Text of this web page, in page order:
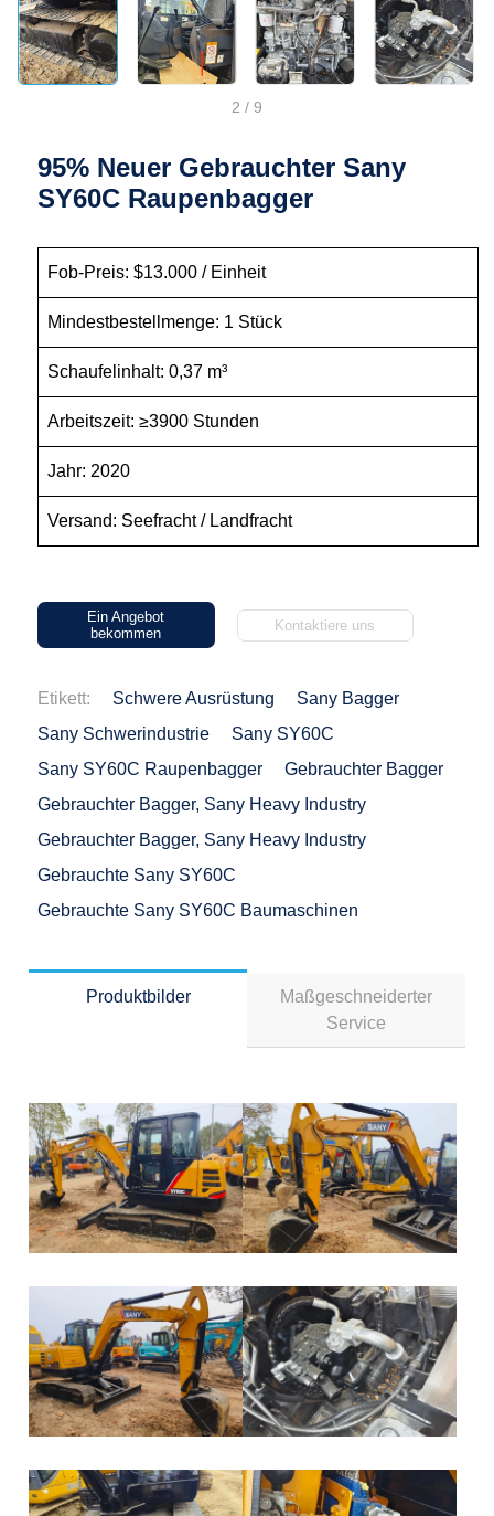
2 / 9
95% Neuer Gebrauchter Sany
SY60C Raupenbagger
Fob-Preis: $13.000 / Einheit
Mindestbestellmenge: 1 Stück
Schaufelinhalt: 0,37 m³
Arbeitszeit: ≥3900 Stunden
Jahr: 2020
Versand: Seefracht / Landfracht
Ein Angebot
bekommen
Kontaktiere uns
Etikett: Schwere Ausrüstung
Sany Bagger
Sany Schwerindustrie
Sany SY60C
Sany SY60C Raupenbagger
Gebrauchter Bagger
Gebrauchter Bagger, Sany Heavy Industry
Gebrauchter Bagger, Sany Heavy Industry
Gebrauchte Sany SY60C
Gebrauchte Sany SY60C Baumaschinen
Produktbilder
Maßgeschneiderter
Service